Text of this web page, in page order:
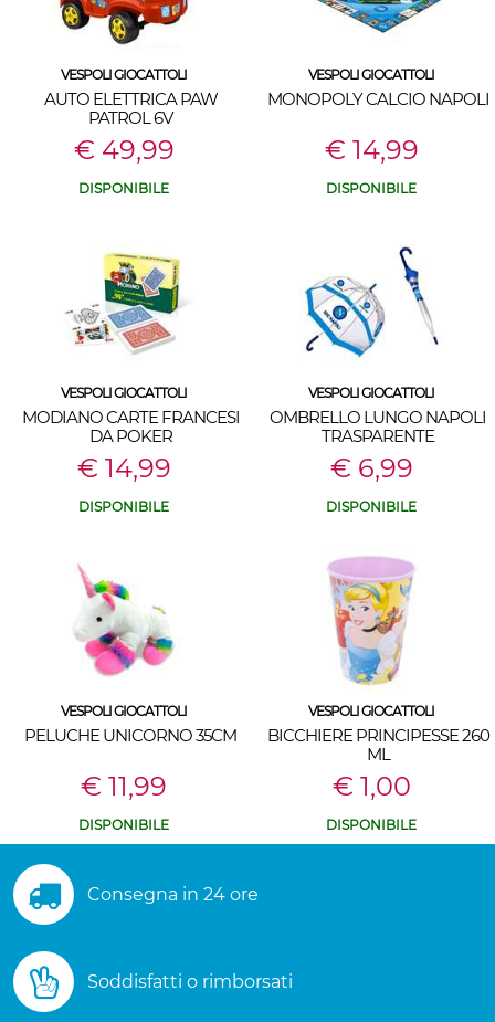
VESPOLI GIOCATTOLI
AUTO ELETTRICA PAW
PATROL 6V
€ 49,99
DISPONIBILE
VESPOLI GIOCATTOLI
MONOPOLY CALCIO NAPOLI
€ 14,99
DISPONIBILE
VESPOLI GIOCATTOLI
MODIANO CARTE FRANCESI
DA POKER
€ 14,99
DISPONIBILE
VESPOLI GIOCATTOLI
OMBRELLO LUNGO NAPOLI
TRASPARENTE
€ 6,99
DISPONIBILE
VESPOLI GIOCATTOLI
PELUCHE UNICORNO 35CM
€ 11,99
DISPONIBILE
VESPOLI GIOCATTOLI
BICCHIERE PRINCIPESSE 260
ML
€ 1,00
DISPONIBILE
Consegna in 24 ore
Soddisfatti o rimborsati